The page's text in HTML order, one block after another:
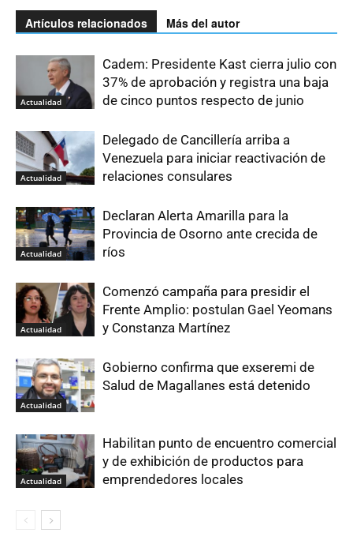
Artículos relacionados Más del autor
Actualidad
Cadem: Presidente Kast cierra julio con
37% de aprobación y registra una baja
de cinco puntos respecto de junio
Actualidad
Delegado de Cancillería arriba a
Venezuela para iniciar reactivación de
relaciones consulares
Actualidad
Declaran Alerta Amarilla para la
Provincia de Osorno ante crecida de
ríos
Actualidad
Comenzó campaña para presidir el
Frente Amplio: postulan Gael Yeomans
y Constanza Martínez
Actualidad
Gobierno confirma que exseremi de
Salud de Magallanes está detenido
Actualidad
Habilitan punto de encuentro comercial
y de exhibición de productos para
emprendedores locales